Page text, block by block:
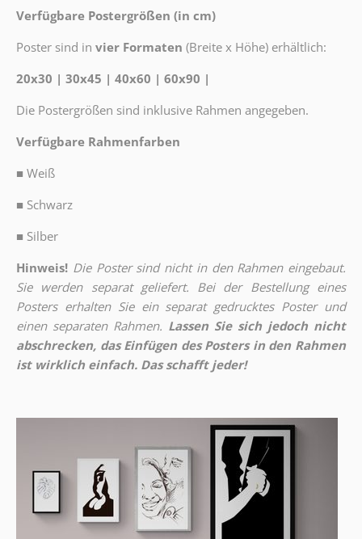
Verfügbare Postergrößen (in cm)
Poster sind in vier Formaten (Breite x Höhe) erhältlich:
20x30 | 30x45 | 40x60 | 60x90 |
Die Postergrößen sind inklusive Rahmen angegeben.
Verfügbare Rahmenfarben
■ Weiß
■ Schwarz
■ Silber
Hinweis! Die Poster sind nicht in den Rahmen eingebaut.
Sie werden separat geliefert. Bei der Bestellung eines
Posters erhalten Sie ein separat gedrucktes Poster und
einen separaten Rahmen. Lassen Sie sich jedoch nicht
abschrecken, das Einfügen des Posters in den Rahmen
ist wirklich einfach. Das schafft jeder!